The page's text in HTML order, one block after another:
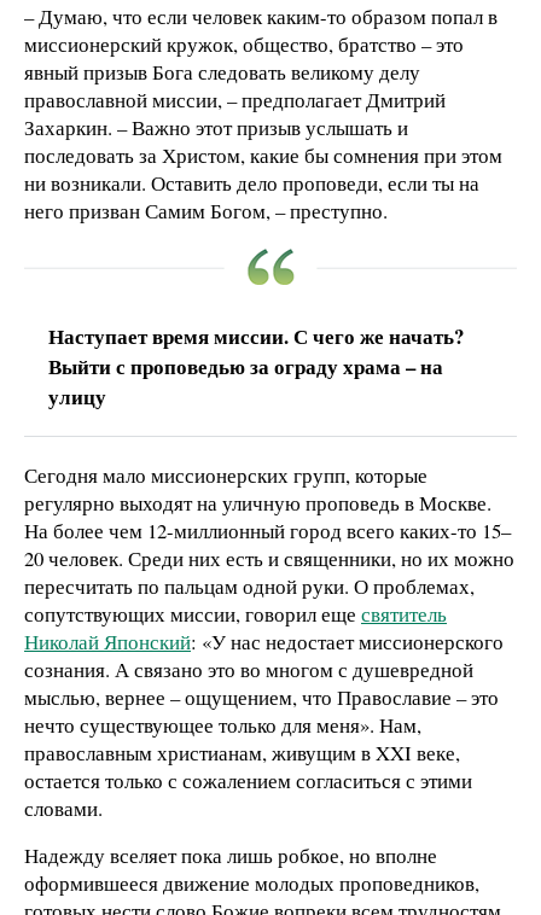
– Думаю, что если человек каким-то образом попал в
миссионерский кружок, общество, братство – это
явный призыв Бога следовать великому делу
православной миссии, – предполагает Дмитрий
Захаркин. – Важно этот призыв услышать и
последовать за Христом, какие бы сомнения при этом
ни возникали. Оставить дело проповеди, если ты на
него призван Самим Богом, – преступно.
Наступает время миссии. С чего же начать?
Выйти с проповедью за ограду храма – на
улицу
Сегодня мало миссионерских групп, которые
регулярно выходят на уличную проповедь в Москве.
На более чем 12-миллионный город всего каких-то 15–
20 человек. Среди них есть и священники, но их можно
пересчитать по пальцам одной руки. О проблемах,
сопутствующих миссии, говорил еще святитель
Николай Японский: «У нас недостает миссионерского
сознания. А связано это во многом с душевредной
мыслью, вернее – ощущением, что Православие – это
нечто существующее только для меня». Нам,
православным христианам, живущим в XXI веке,
остается только с сожалением согласиться с этими
словами.
Надежду вселяет пока лишь робкое, но вполне
оформившееся движение молодых проповедников,